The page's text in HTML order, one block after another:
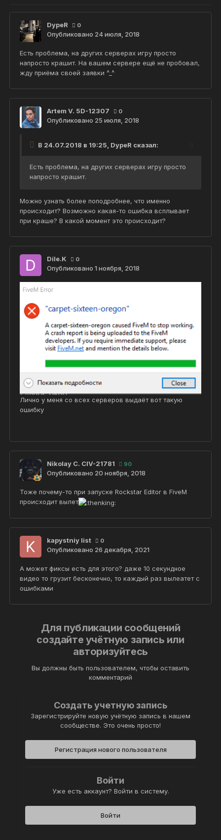
DypeR 0
Опубликовано 24 июля, 2018
Есть проблема, на других серверах игру просто
напросто крашит. На вашем сервере ещё не пробовал,
жду приёма своей заявки ^_^
Artem V. 5D-12307 0
Опубликовано 25 июля, 2018
В 24.07.2018 в 19:25, DypeR сказал:
Есть проблема, на других серверах игру просто
напросто крашит.
Можно узнать более поподробнее, что именно
происходит? Возможно какая-то ошибка всплывает
при краше? В какой момент это происходит?
Dile.K 0
Опубликовано 1 ноября, 2018
Лично у меня со всех серверов выдаёт вот такую
ошибку
Nikolay С. CIV-21781 90
Опубликовано 20 ноября, 2018
Тоже почему-то при запуске Rockstar Editor в FiveM
происходит вылет
kapystniy list 0
Опубликовано 26 декабря, 2021
А может фиксы есть для этого? даже 10 секундное
видео то грузит бесконечно, то каждый раз вылеатет с
ошибками
Для публикации сообщений
создайте учётную запись или
авторизуйтесь
Вы должны быть пользователем, чтобы оставить
комментарий
Создать учетную запись
Зарегистрируйте новую учётную запись в нашем
сообществе. Это очень просто!
Регистрация нового пользователя
Войти
Уже есть аккаунт? Войти в систему.
Войти